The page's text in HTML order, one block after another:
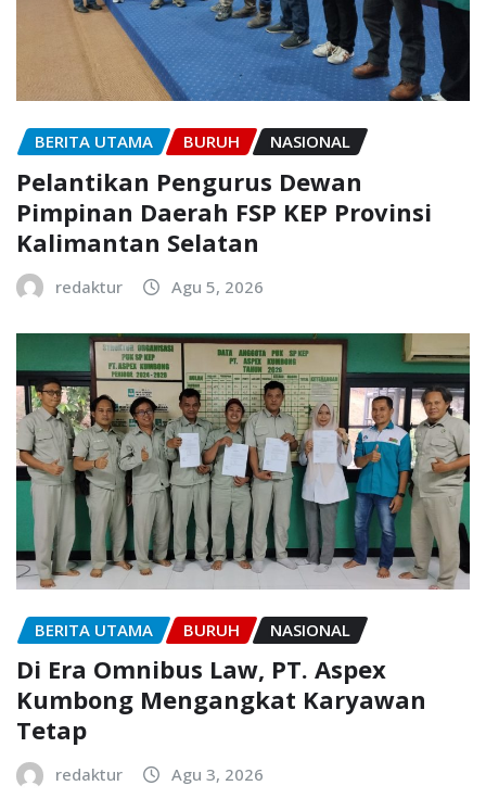
BERITA UTAMA BURUH NASIONAL
Pelantikan Pengurus Dewan
Pimpinan Daerah FSP KEP Provinsi
Kalimantan Selatan
redaktur Agu 5, 2026
BERITA UTAMA BURUH NASIONAL
Di Era Omnibus Law, PT. Aspex
Kumbong Mengangkat Karyawan
Tetap
redaktur Agu 3, 2026